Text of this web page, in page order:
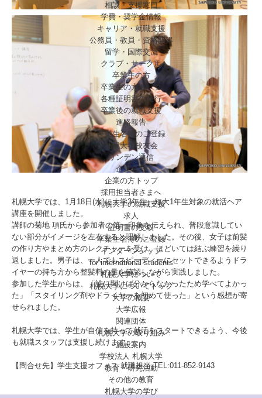
相談・支援窓口
学費・奨学金情報
キャリア・就職支援
公務員・教員・資格取得
留学・国際交流
クラブ・サークル
卒業生の方
卒業生の方トップ
各種証明書の発行
卒業後の就職支援
進路報告
卒業生名簿のご登録
札幌大学校友会
リンデン通信
企業の方
企業の方トップ
採用担当者さまへ
札幌大学の就職支援
求人
証明書の受取
卒業生名簿のご登録
インターンシップ
for internationalstudents
札幌大学について
札幌大学についてトップ
大学の概要
大学広報
関連団体
札幌大学の取り組み
施設案内
学校法人 札幌大学
教育・研究活動
その他の教育
札幌大学の学び
札幌大学では、1月18日(水)に大学3年生、短大1年生対象の就活ヘア
講座を開催しました。
講師の菊地 項氏から参加者の第一印象を伝えられ、普段意識してい
ない部分がイメージを左右すると理解しました。その後、女子は前髪
の作り方やまとめ方のレクチャーを受け、ほどいては結ぶ練習を繰り
返しました。男子は、一人でもスピーディーにセットできるようドラ
イヤーの持ち方から整髪料の量を確認しながら実践しました。
参加した学生からは、「誰に聞けば分からなかったため学べてよかっ
た」「スタイリング剤やドライヤーを初めて使った」という感想が寄
せられました。
札幌大学では、学生が自信を持って就活をスタートできるよう、今後
も就職スタッフは支援し続けます。
【問合せ先】学生支援オフィス 就職担当 TEL:011-852-9143